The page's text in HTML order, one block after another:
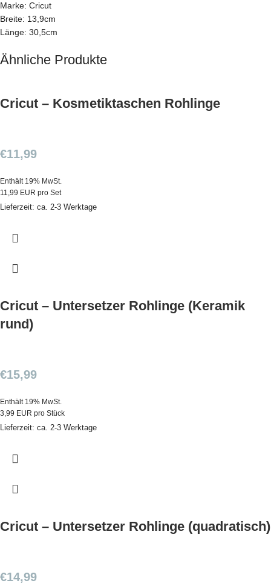
Marke: Cricut
Breite: 13,9cm
Länge: 30,5cm
Ähnliche Produkte
Cricut – Kosmetiktaschen Rohlinge
€11,99
Enthält 19% MwSt.
11,99 EUR pro Set
Lieferzeit: ca. 2-3 Werktage
Cricut – Untersetzer Rohlinge (Keramik
rund)
€15,99
Enthält 19% MwSt.
3,99 EUR pro Stück
Lieferzeit: ca. 2-3 Werktage
Cricut – Untersetzer Rohlinge (quadratisch)
€14,99